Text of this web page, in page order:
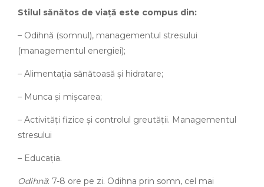
Stilul sănătos de viață este compus din:
– Odihnă (somnul), managementul stresului
(managementul energiei);
– Alimentația sănătoasă şi hidratare;
– Munca şi mișcarea;
– Activități fizice şi controlul greutății. Managementul
stresului
– Educația.
Odihnă: 7-8 ore pe zi. Odihna prin somn, cel mai